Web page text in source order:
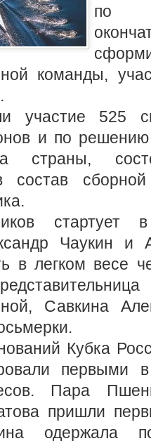
по
команды,
участие 525
и по
страны,
состав
стартует
Чаукин и
в легком весе
Савкина
Кубка
первыми в
Пара
пришли
одержала